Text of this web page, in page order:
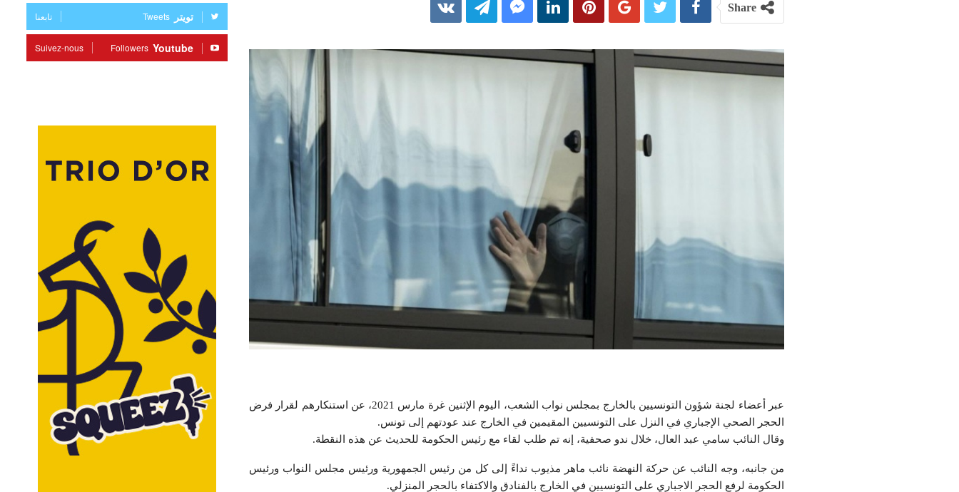
Share
عبر أعضاء لجنة شؤون التونسيين بالخارج بمجلس نواب الشعب، اليوم الإثنين غرة مارس 2021، عن استنكارهم لقرار فرض
الحجر الصحي الإجباري في النزل على التونسيين المقيمين في الخارج عند عودتهم إلى تونس.
وقال النائب سامي عبد العال، خلال ندو صحفية، إنه تم طلب لقاء مع رئيس الحكومة للحديث عن هذه النقطة.
من جانبه، وجه النائب عن حركة النهضة نائب ماهر مذيوب نداءً إلى كل من رئيس الجمهورية ورئيس مجلس النواب ورئيس
الحكومة لرفع الحجر الاجباري على التونسيين في الخارج بالفنادق والاكتفاء بالحجر المنزلي.
تويتر Tweets تابعنا
Youtube
Followers
Suivez-nous